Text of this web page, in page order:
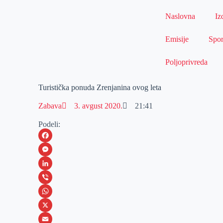
Naslovna
Emisije
Poljoprivreda
Turistička ponuda Zrenjanina ovog leta
Zabava 3. avgust 2020. 21:41
Podeli:
F
a
c
e
b
o
M
e
s
s
e
L
i
n
k
V
i
b
W
h
X